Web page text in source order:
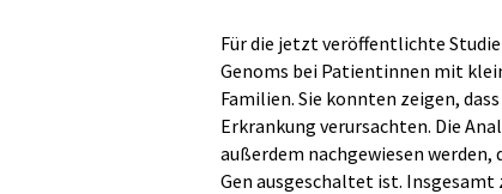
Für die jetzt veröffentlichte
Genoms bei Patientinnen mit
Familien. Sie konnten zeigen,
Erkrankung verursachten. Die
außerdem nachgewiesen werden,
Gen ausgeschaltet ist. Insgesamt